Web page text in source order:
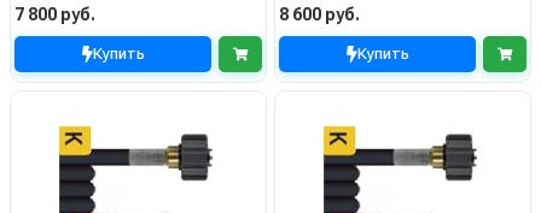
7 800 руб.
Купить
8 600 руб.
Купить